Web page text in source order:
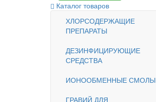
Каталог товаров
ХЛОРСОДЕРЖАЩИЕ
ПРЕПАРАТЫ
ДЕЗИНФИЦИРУЮЩИЕ
СРЕДСТВА
ИОНООБМЕННЫЕ СМОЛЫ
ГРАВИЙ ДЛЯ